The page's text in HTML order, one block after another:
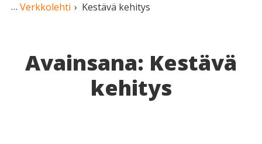
Verkkolehti Kestävä kehitys
Avainsana: Kestävä
kehitys